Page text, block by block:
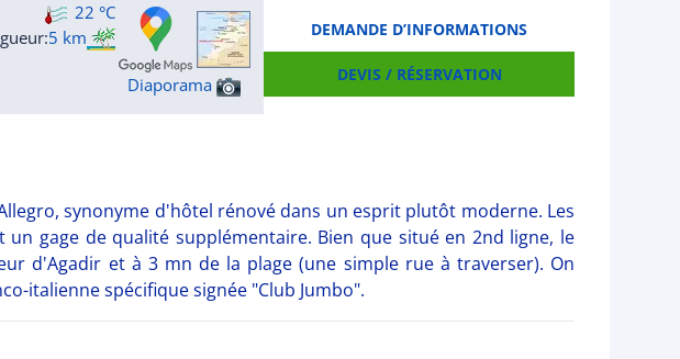
DEMANDE D’INFORMATIONS
DEVIS / RÉSERVATION
22 °C
:5 km
Diaporama
synonyme d'hôtel rénové dans un esprit plutôt moderne. Les
gage de qualité supplémentaire. Bien que situé en 2nd ligne, le
d'Agadir et à 3 mn de la plage (une simple rue à traverser). On
italienne spécifique signée "Club Jumbo".